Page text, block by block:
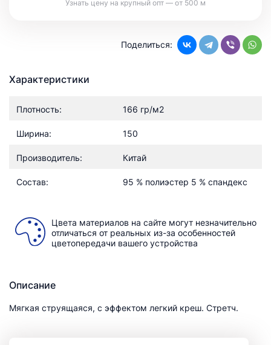
Узнать цену на крупный опт — от 500 м
Поделиться:
Характеристики
Плотность: 166 гр/м2
Ширина: 150
Производитель: Китай
Состав: 95 % полиэстер 5 % спандекс
Цвета материалов на сайте могут незначительно
отличаться от реальных из-за особенностей
цветопередачи вашего устройства
Описание
Мягкая струящаяся, с эффектом легкий креш. Стретч.